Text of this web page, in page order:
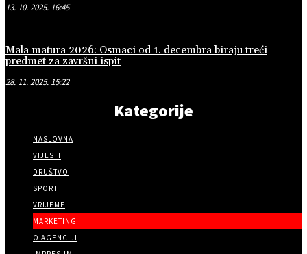
13. 10. 2025. 16:45
Mala matura 2026: Osmaci od 1. decembra biraju treći
predmet za završni ispit
28. 11. 2025. 15:22
Kategorije
NASLOVNA
VIJESTI
DRUŠTVO
SPORT
VRIJEME
MARKETING
O AGENCIJI